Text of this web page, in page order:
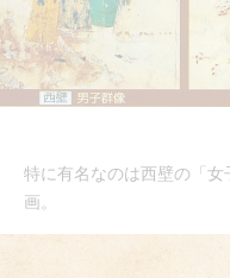
特に有名なのは西壁の「
画。